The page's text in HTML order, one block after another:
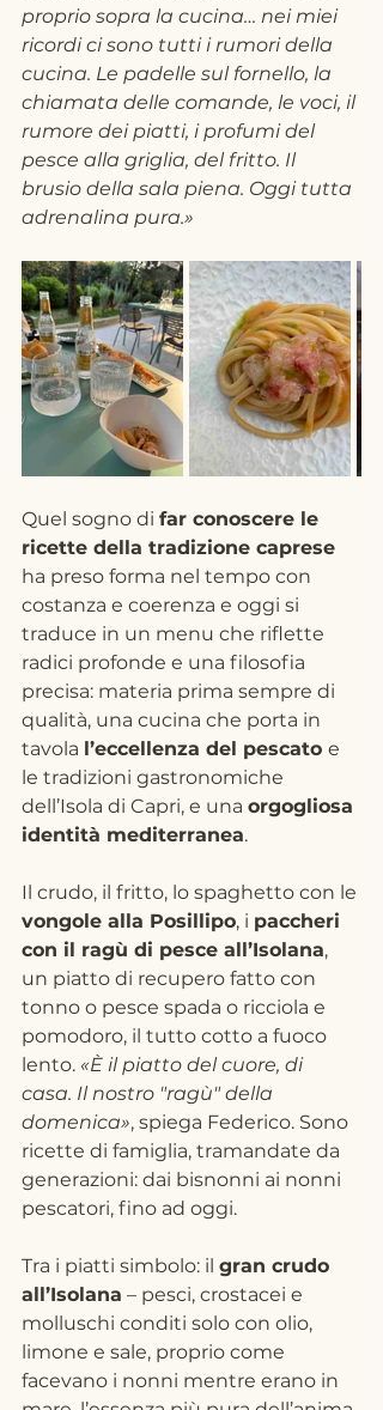
proprio sopra la cucina… nei miei
ricordi ci sono tutti i rumori della
cucina. Le padelle sul fornello, la
chiamata delle comande, le voci, il
rumore dei piatti, i profumi del
pesce alla griglia, del fritto. Il
brusio della sala piena. Oggi tutta
adrenalina pura.»
Quel sogno di far conoscere le
ricette della tradizione caprese
ha preso forma nel tempo con
costanza e coerenza e oggi si
traduce in un menu che riflette
radici profonde e una filosofia
precisa: materia prima sempre di
qualità, una cucina che porta in
tavola l’eccellenza del pescato e
le tradizioni gastronomiche
dell’Isola di Capri, e una orgogliosa
identità mediterranea.
Il crudo, il fritto, lo spaghetto con le
vongole alla Posillipo, i paccheri
con il ragù di pesce all’Isolana,
un piatto di recupero fatto con
tonno o pesce spada o ricciola e
pomodoro, il tutto cotto a fuoco
lento. «È il piatto del cuore, di
casa. Il nostro "ragù" della
domenica», spiega Federico. Sono
ricette di famiglia, tramandate da
generazioni: dai bisnonni ai nonni
pescatori, fino ad oggi.
Tra i piatti simbolo: il gran crudo
all’Isolana – pesci, crostacei e
molluschi conditi solo con olio,
limone e sale, proprio come
facevano i nonni mentre erano in